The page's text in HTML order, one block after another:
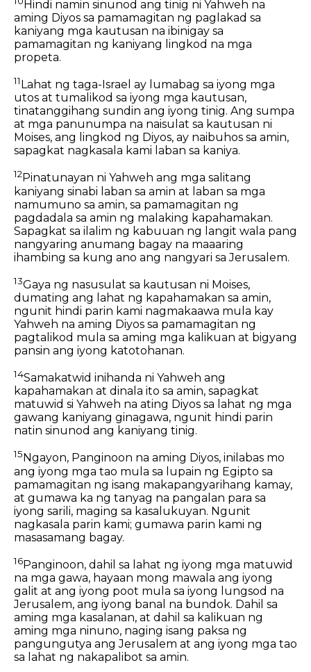
Hindi namin sinunod ang tinig ni Yahweh na
aming Diyos sa pamamagitan ng paglakad sa
kaniyang mga kautusan na ibinigay sa
pamamagitan ng kaniyang lingkod na mga
propeta.
11 Lahat ng taga-Israel ay lumabag sa iyong mga
utos at tumalikod sa iyong mga kautusan,
tinatanggihang sundin ang iyong tinig. Ang sumpa
at mga panunumpa na naisulat sa kautusan ni
Moises, ang lingkod ng Diyos, ay naibuhos sa amin,
sapagkat nagkasala kami laban sa kaniya.
12Pinatunayan ni Yahweh ang mga salitang
kaniyang sinabi laban sa amin at laban sa mga
namumuno sa amin, sa pamamagitan ng
pagdadala sa amin ng malaking kapahamakan.
Sapagkat sa ilalim ng kabuuan ng langit wala pang
nangyaring anumang bagay na maaaring
ihambing sa kung ano ang nangyari sa Jerusalem.
13Gaya ng nasusulat sa kautusan ni Moises,
dumating ang lahat ng kapahamakan sa amin,
ngunit hindi parin kami nagmakaawa mula kay
Yahweh na aming Diyos sa pamamagitan ng
pagtalikod mula sa aming mga kalikuan at bigyang
pansin ang iyong katotohanan.
14Samakatwid inihanda ni Yahweh ang
kapahamakan at dinala ito sa amin, sapagkat
matuwid si Yahweh na ating Diyos sa lahat ng mga
gawang kaniyang ginagawa, ngunit hindi parin
natin sinunod ang kaniyang tinig.
15 Ngayon, Panginoon na aming Diyos, inilabas mo
ang iyong mga tao mula sa lupain ng Egipto sa
pamamagitan ng isang makapangyarihang kamay,
at gumawa ka ng tanyag na pangalan para sa
iyong sarili, maging sa kasalukuyan. Ngunit
nagkasala parin kami; gumawa parin kami ng
masasamang bagay.
16Panginoon, dahil sa lahat ng iyong mga matuwid
na mga gawa, hayaan mong mawala ang iyong
galit at ang iyong poot mula sa iyong lungsod na
Jerusalem, ang iyong banal na bundok. Dahil sa
aming mga kasalanan, at dahil sa kalikuan ng
aming mga ninuno, naging isang paksa ng
pangungutya ang Jerusalem at ang iyong mga tao
sa lahat ng nakapalibot sa amin.